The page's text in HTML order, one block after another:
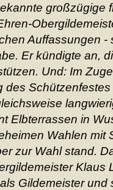
großzügige
Auffassungen -
Er kündigte an,
Und: Im
des
Elbterrassen in
Wahlen mit
zur Wahl stand.
Klaus
Gildemeister und